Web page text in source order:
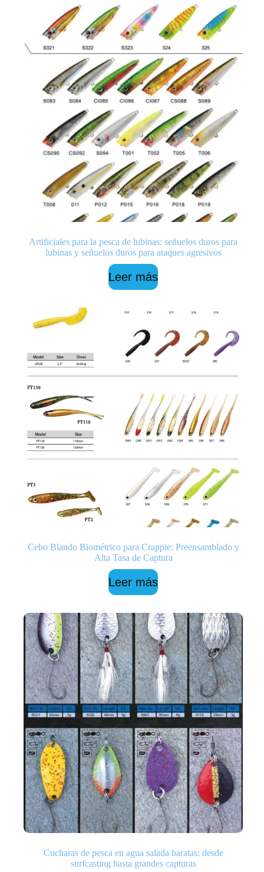
Artificiales para la pesca de lubinas: señuelos duros para
lubinas y señuelos duros para ataques agresivos
Leer más
Cebo Blando Biométrico para Crappie: Preensamblado y
Alta Tasa de Captura
Leer más
Cucharas de pesca en agua salada baratas: desde
surfcasting hasta grandes capturas